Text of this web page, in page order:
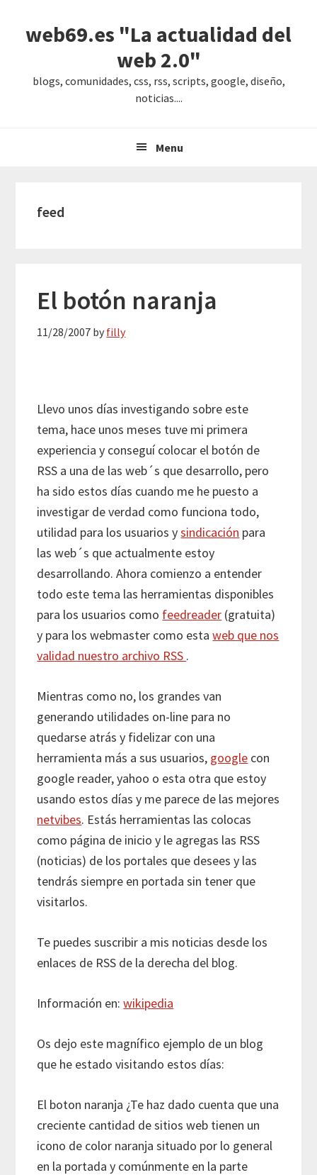
web69.es "La actualidad del
web 2.0"
blogs, comunidades, css, rss, scripts, google, diseño,
noticias....
Menu
feed
El botón naranja
11/28/2007 by filly
Llevo unos días investigando sobre este
tema, hace unos meses tuve mi primera
experiencia y conseguí colocar el botón de
RSS a una de las web´s que desarrollo, pero
ha sido estos días cuando me he puesto a
investigar de verdad como funciona todo,
utilidad para los usuarios ysindicación para
las web´s que actualmente estoy
desarrollando. Ahora comienzo a entender
todo este tema las herramientas disponibles
para los usuarios como feedreader (gratuita)
y para los webmaster como estaweb que nos
validad nuestro archivo RSS .
Mientras como no, los grandes van
generando utilidades on-line para no
quedarse atrás y fidelizar con una
herramienta más a sus usuarios, google con
google reader, yahoo o esta otra que estoy
usando estos días y me parece de las mejores
netvibes. Estás herramientas las colocas
como página de inicio y le agregas las RSS
(noticias) de los portales que desees y las
tendrás siempre en portada sin tener que
visitarlos.
Te puedes suscribir a mis noticias desde los
enlaces de RSS de la derecha del blog.
Información en:wikipedia
Os dejo este magnífico ejemplo de un blog
que he estado visitando estos días:
El boton naranja ¿Te haz dado cuenta que una
creciente cantidad de sitios web tienen un
icono de color naranja situado por lo general
en la portada y comúnmente en la parte